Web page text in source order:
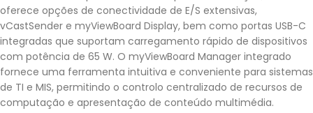
oferece opções de conectividade de E/S extensivas,
vCastSender e myViewBoard Display, bem como portas USB-C
integradas que suportam carregamento rápido de dispositivos
com potência de 65 W. O myViewBoard Manager integrado
fornece uma ferramenta intuitiva e conveniente para sistemas
de TI e MIS, permitindo o controlo centralizado de recursos de
computação e apresentação de conteúdo multimédia.